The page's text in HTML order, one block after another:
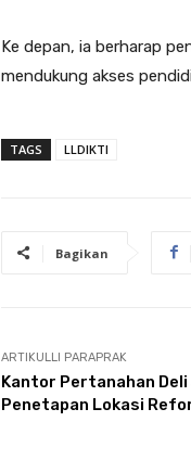
Ke depan, ia berharap
mendukung akses
TAGS LLDIKTI
Bagikan
ARTIKULLI PARAPRAK
Kantor Pertanahan
Penetapan Lokasi